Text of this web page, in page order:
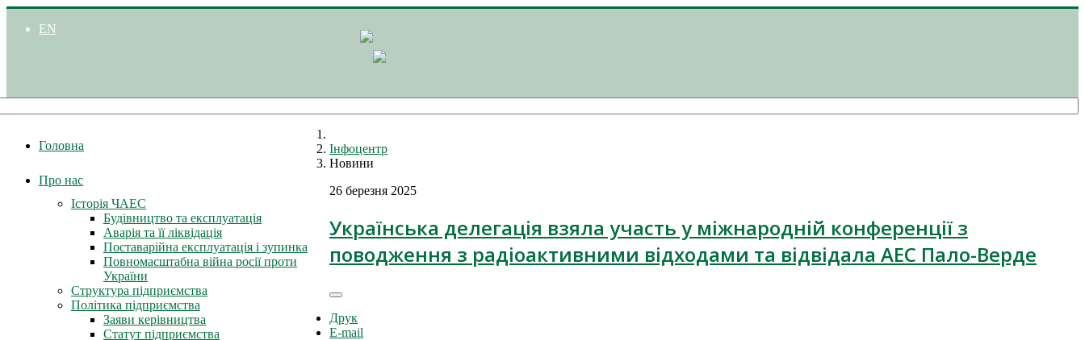
EN
Головна
Про нас
Історія ЧАЕС
Будівництво та експлуатація
Аварія та її ліквідація
Поставарійна експлуатація і зупинка
Повномасштабна війна росії проти
України
Структура підприємства
Політика підприємства
Заяви керівництва
Статут підприємства
Інфоцентр
Новини
26 березня 2025
Українська делегація взяла участь у міжнародній конференції з
поводження з радіоактивними відходами та відвідала АЕС Пало-Верде
Друк
E-mail